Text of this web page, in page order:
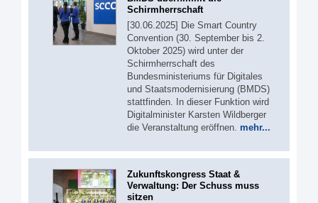
Schirmherrschaft
[30.06.2025] Die Smart Country
Convention (30. September bis 2.
Oktober 2025) wird unter der
Schirmherrschaft des
Bundesministeriums für Digitales
und Staatsmodernisierung (BMDS)
stattfinden. In dieser Funktion wird
Digitalminister Karsten Wildberger
die Veranstaltung eröffnen. mehr...
Zukunftskongress Staat &
Verwaltung: Der Schuss muss
sitzen